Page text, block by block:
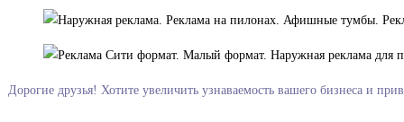
Дорогие друзья! Хотите увеличить узнаваемость вашего бизнеса и